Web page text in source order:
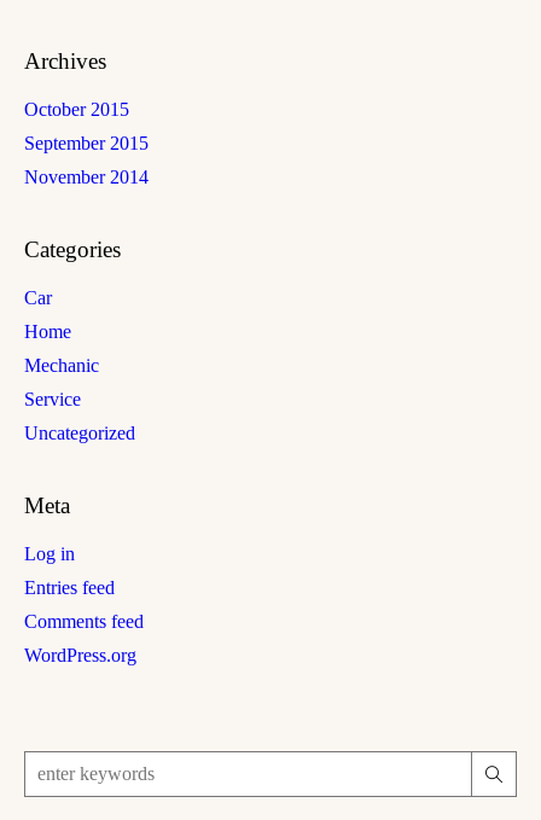
Archives
October 2015
September 2015
November 2014
Categories
Car
Home
Mechanic
Service
Uncategorized
Meta
Log in
Entries feed
Comments feed
WordPress.org